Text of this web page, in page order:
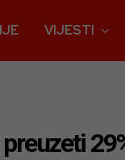
VIJESTI